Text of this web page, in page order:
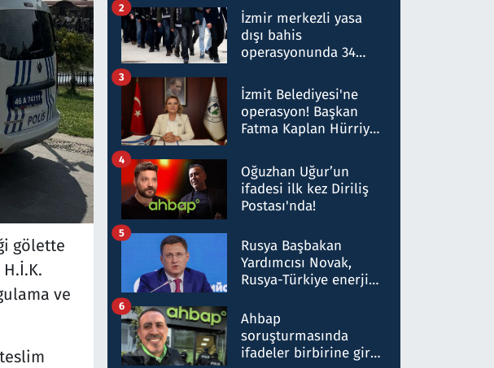
gölette
ve
hakkında gözaltı kararı
İzmir merkezli yasa
dışı bahis
operasyonunda 34
Milyar liralık para
trafiği tespit edildi
2
İzmit Belediyesi'ne
operasyon! Başkan
Fatma Kaplan Hürriyet
3
Oğuzhan Uğur’un
ifadesi ilk kez Diriliş
Postası'nda!
4
Rusya Başbakan
Yardımcısı Novak,
Rusya-Türkiye enerji
nitelikte olduğunu
belirtti
5
Ahbap
soruşturmasında
ifadeler birbirine girdi:
6